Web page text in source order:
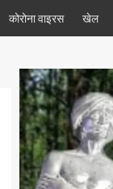
कोरोना वाइरस खेल